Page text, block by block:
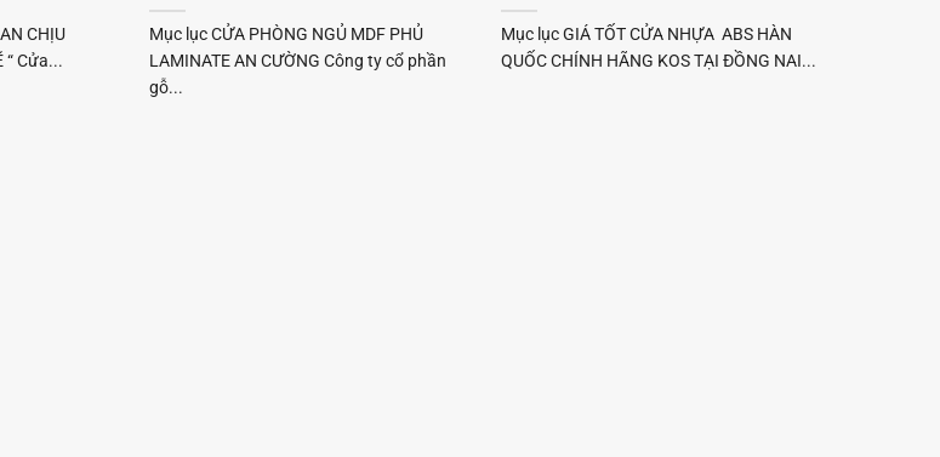
CHỊU
“ Cửa...
Mục lục CỬA PHÒNG NGỦ MDF PHỦ
LAMINATE AN CƯỜNG Công ty cổ phần
gỗ...
Mục lục GIÁ TỐT CỬA NHỰA ABS HÀN
QUỐC CHÍNH HÃNG KOS TẠI ĐỒNG NAI...